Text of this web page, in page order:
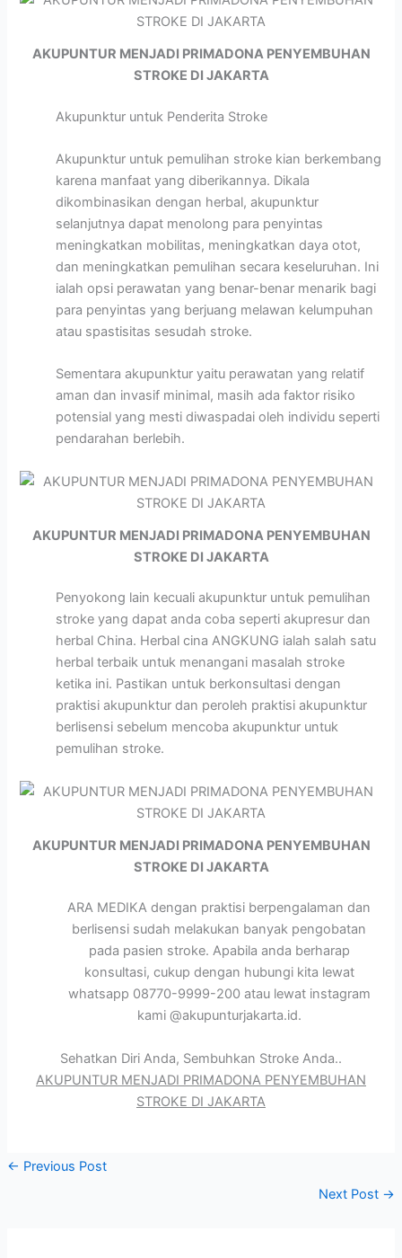
AKUPUNTUR MENJADI PRIMADONA PENYEMBUHAN
STROKE DI JAKARTA
Akupunktur untuk Penderita Stroke
Akupunktur untuk pemulihan stroke kian berkembang
karena manfaat yang diberikannya. Dikala
dikombinasikan dengan herbal, akupunktur
selanjutnya dapat menolong para penyintas
meningkatkan mobilitas, meningkatkan daya otot,
dan meningkatkan pemulihan secara keseluruhan. Ini
ialah opsi perawatan yang benar-benar menarik bagi
para penyintas yang berjuang melawan kelumpuhan
atau spastisitas sesudah stroke.
Sementara akupunktur yaitu perawatan yang relatif
aman dan invasif minimal, masih ada faktor risiko
potensial yang mesti diwaspadai oleh individu seperti
pendarahan berlebih.
AKUPUNTUR MENJADI PRIMADONA PENYEMBUHAN
STROKE DI JAKARTA
Penyokong lain kecuali akupunktur untuk pemulihan
stroke yang dapat anda coba seperti akupresur dan
herbal China. Herbal cina ANGKUNG ialah salah satu
herbal terbaik untuk menangani masalah stroke
ketika ini. Pastikan untuk berkonsultasi dengan
praktisi akupunktur dan peroleh praktisi akupunktur
berlisensi sebelum mencoba akupunktur untuk
pemulihan stroke.
AKUPUNTUR MENJADI PRIMADONA PENYEMBUHAN
STROKE DI JAKARTA
ARA MEDIKA dengan praktisi berpengalaman dan
berlisensi sudah melakukan banyak pengobatan
pada pasien stroke. Apabila anda berharap
konsultasi, cukup dengan hubungi kita lewat
whatsapp 08770-9999-200 atau lewat instagram
kami @akupunturjakarta.id.
Sehatkan Diri Anda, Sembuhkan Stroke Anda..
AKUPUNTUR MENJADI PRIMADONA PENYEMBUHAN
STROKE DI JAKARTA
← Previous Post
Next Post →